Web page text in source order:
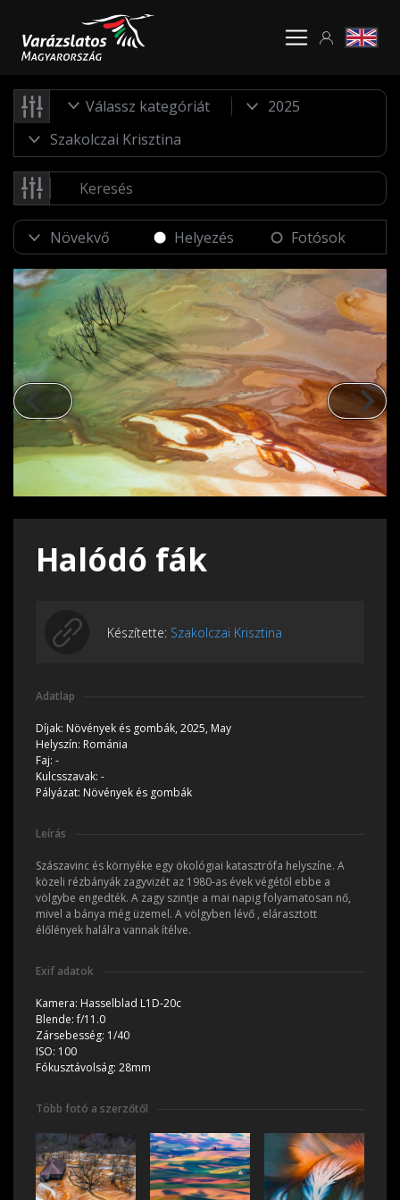
Válassz kategóriát
Helyezés Fotósok
Halódó fák
Készítette: Szakolczai Krisztina
Adatlap
Díjak: Növények és gombák, 2025, May
Helyszín: Románia
Faj: -
Kulcsszavak: -
Pályázat: Növények és gombák
Leírás
Szászavinc és környéke egy ökológiai katasztrófa helyszíne. A
közeli rézbányák zagyvizét az 1980-as évek végétől ebbe a
völgybe engedték. A zagy szintje a mai napig folyamatosan nő,
mivel a bánya még üzemel. A völgyben lévő , elárasztott
élőlények halálra vannak ítélve.
Exif adatok
Kamera: Hasselblad L1D-20c
Blende:f/11.0
Zársebesség: 1/40
ISO: 100
Fókusztávolság: 28mm
Több fotó a szerzőtől